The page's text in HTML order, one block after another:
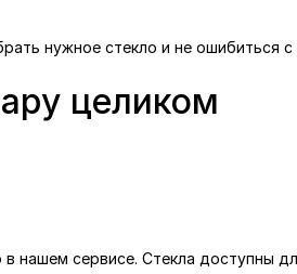
нужное стекло и не ошибиться с
целиком
нашем сервисе. Стекла доступны